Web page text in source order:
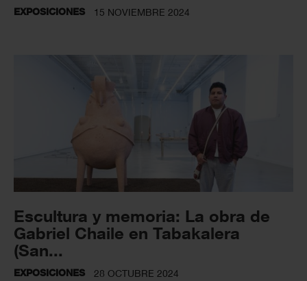
EXPOSICIONES 15 NOVIEMBRE 2024
Escultura y memoria: La obra de
Gabriel Chaile en Tabakalera
(San...
EXPOSICIONES 28 OCTUBRE 2024